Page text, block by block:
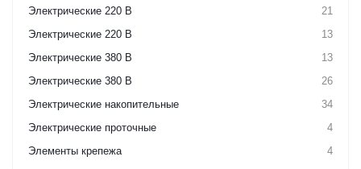
Электрические 220 В
21
Электрические 220 В
13
Электрические 380 В
13
Электрические 380 В
26
Электрические накопительные
34
Электрические проточные
4
Элементы крепежа
4